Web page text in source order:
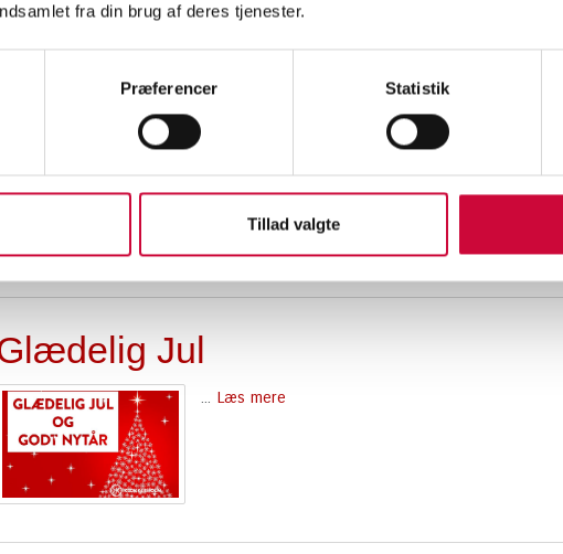
fra din brug af deres tjenester.
Præferencer Statistik
Tillad valgte
Julens åbningstider
Jul
... Læs mere